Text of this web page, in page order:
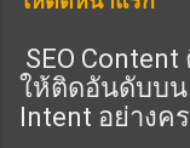
ยังไง ✔️ 1. แส
ครอบคลุมลึก
หัวข้อ “ประส
Authority 👉
Trust 👉 มี
SEO
ให้ติดอันดับบน
Intent อย่างค